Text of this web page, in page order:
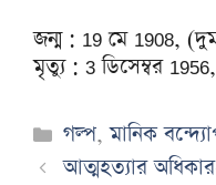
জন্ম : 19 মে 1908,
মৃত্যু : 3 ডিসেম্বর
Categories
গল্প,মানিক
আত্মহত্যার